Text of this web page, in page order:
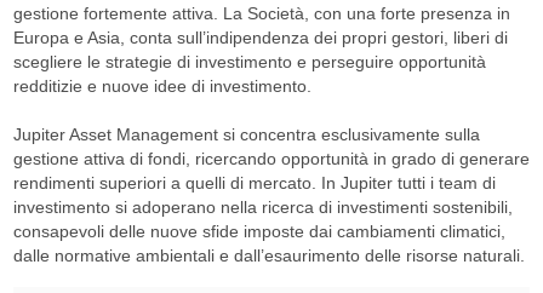
gestione fortemente attiva. La Società, con una forte presenza in
Europa e Asia, conta sull’indipendenza dei propri gestori, liberi di
scegliere le strategie di investimento e perseguire opportunità
redditizie e nuove idee di investimento.
Jupiter Asset Management si concentra esclusivamente sulla
gestione attiva di fondi, ricercando opportunità in grado di generare
rendimenti superiori a quelli di mercato. In Jupiter tutti i team di
investimento si adoperano nella ricerca di investimenti sostenibili,
consapevoli delle nuove sfide imposte dai cambiamenti climatici,
dalle normative ambientali e dall’esaurimento delle risorse naturali.